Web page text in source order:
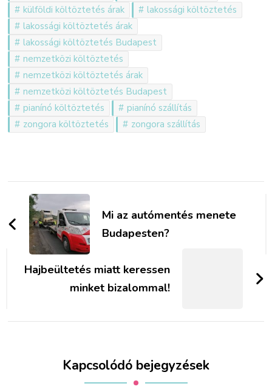
külföldi költöztetés árak
lakossági költöztetés
lakossági költöztetés árak
lakossági költöztetés Budapest
nemzetközi költöztetés
nemzetközi költöztetés árak
nemzetközi költöztetés Budapest
pianínó költöztetés
pianínó szállítás
zongora költöztetés
zongora szállítás
Bejegyzések
navigációjaMi az autómentés menete
Budapesten?
Hajbeültetés miatt keressen
minket bizalommal!
Kapcsolódó bejegyzések